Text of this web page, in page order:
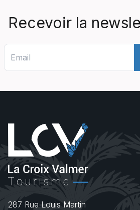
Recevoir la
287 Rue Louis Martin